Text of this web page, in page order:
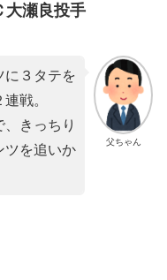
大瀬良投手
父ちゃん
に３タテを
戦。
きっちり
ツを追いか